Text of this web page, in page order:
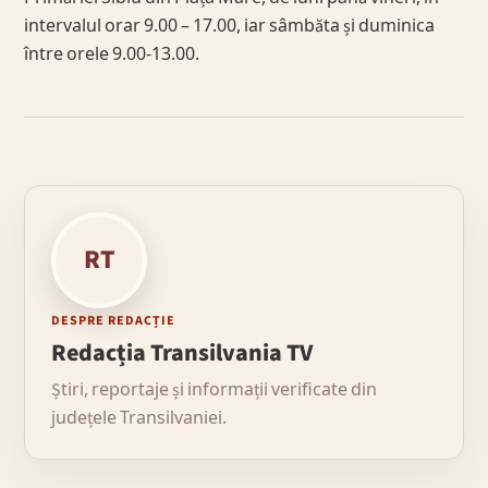
intervalul orar 9.00 – 17.00, iar sâmbăta și duminica
între orele 9.00-13.00.
RT
DESPRE REDACȚIE
Redacția Transilvania TV
Știri, reportaje și informații verificate din
județele Transilvaniei.